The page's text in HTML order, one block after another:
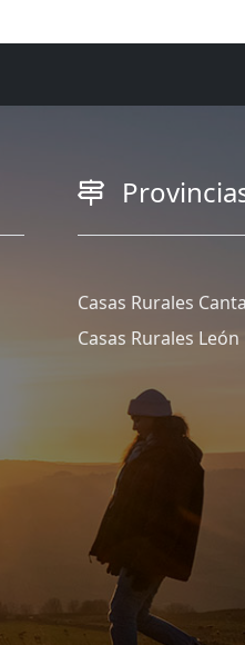
Casas Rurales
Casas Rurales León